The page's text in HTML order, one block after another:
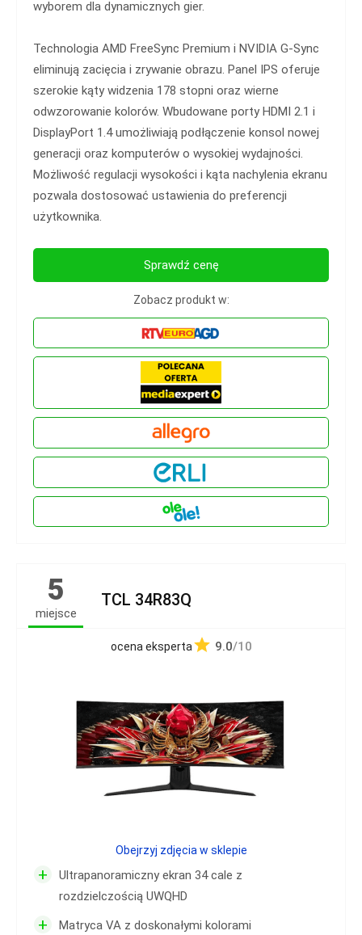
wyborem dla dynamicznych gier.
Technologia AMD FreeSync Premium i NVIDIA G-Sync
eliminują zacięcia i zrywanie obrazu. Panel IPS oferuje
szerokie kąty widzenia 178 stopni oraz wierne
odwzorowanie kolorów. Wbudowane porty HDMI 2.1 i
DisplayPort 1.4 umożliwiają podłączenie konsol nowej
generacji oraz komputerów o wysokiej wydajności.
Możliwość regulacji wysokości i kąta nachylenia ekranu
pozwala dostosować ustawienia do preferencji
użytkownika.
Sprawdź cenę
Zobacz produkt w:
5
miejsce
TCL 34R83Q
ocena eksperta 9.0/10
+
Ultrapanoramiczny ekran 34 cale z
rozdzielczością UWQHD
+ Matryca VA z doskonałymi kolorami
Obejrzyj zdjęcia w sklepie